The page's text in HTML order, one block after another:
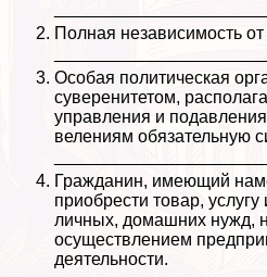
Полная независимость от
Особая политическая
суверенитетом,
управления и
велениям обязательную
Гражданин, имеющий
приобрести товар,
личных, домашних нужд,
осуществлением
деятельности.